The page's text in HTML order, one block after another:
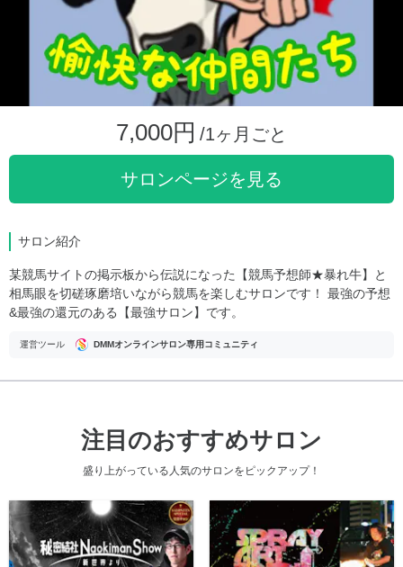
7,000円 /1ヶ月ごと
サロンページを見る
サロン紹介
某競馬サイトの掲示板から伝説になった【競馬予想師★暴れ牛】と
相馬眼を切磋琢磨培いながら競馬を楽しむサロンです！ 最強の予想
&最強の還元のある【最強サロン】です。
運営ツール DMMオンラインサロン専用コミュニティ
注目のおすすめサロン
盛り上がっている人気のサロンをピックアップ！